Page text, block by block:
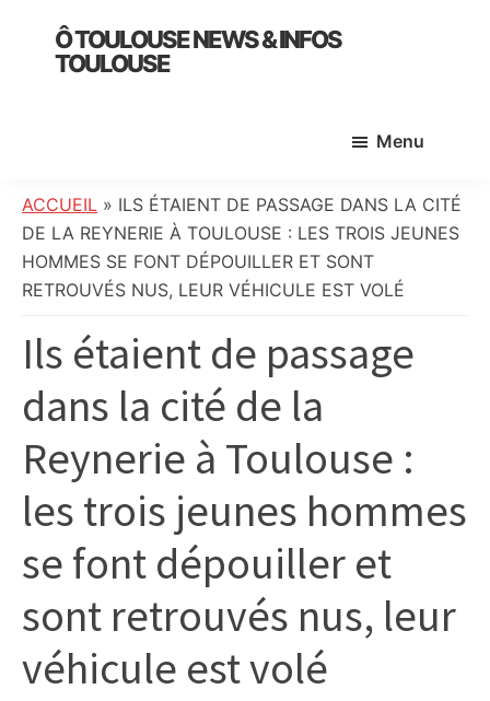
primary
Ô TOULOUSE NEWS & INFOS
TOULOUSE
:
info
locale,
société,
politique,
météo,
faits
et
initiatives
citoyennes
Menu
ACCUEIL » ILS ÉTAIENT DE PASSAGE DANS LA CITÉ
DE LA REYNERIE À TOULOUSE : LES TROIS JEUNES
HOMMES SE FONT DÉPOUILLER ET SONT
RETROUVÉS NUS, LEUR VÉHICULE EST VOLÉ
Ils étaient de passage
dans la cité de la
Reynerie à Toulouse :
les trois jeunes hommes
se font dépouiller et
sont retrouvés nus, leur
véhicule est volé